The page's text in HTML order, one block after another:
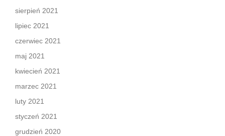
sierpień 2021
lipiec 2021
czerwiec 2021
maj 2021
kwiecień 2021
marzec 2021
luty 2021
styczeń 2021
grudzień 2020